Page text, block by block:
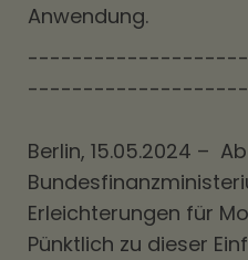
Anwendung.
Berlin, 15.05.2024 –
Erleichterungen für
Pünktlich zu dieser